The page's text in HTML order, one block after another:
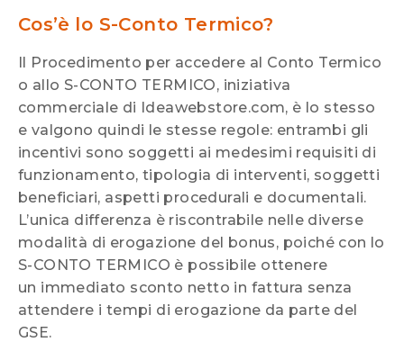
Cos’è lo S-Conto Termico?
Il Procedimento per accedere al Conto Termico
o allo S-CONTO TERMICO, iniziativa
commerciale di Ideawebstore.com, è lo stesso
e valgono quindi le stesse regole: entrambi gli
incentivi sono soggetti ai medesimi requisiti di
funzionamento, tipologia di interventi, soggetti
beneficiari, aspetti procedurali e documentali.
L’unica differenza è riscontrabile nelle diverse
modalità di erogazione del bonus, poiché con lo
S-CONTO TERMICO è possibile ottenere
un immediato sconto netto in fattura senza
attendere i tempi di erogazione da parte del
GSE.